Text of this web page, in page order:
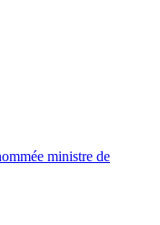
ministre de